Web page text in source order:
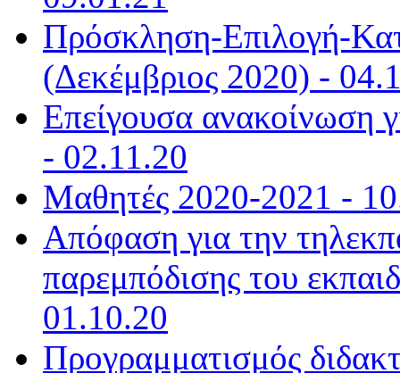
Πρόσκληση-Επιλογή-
(Δεκέμβριος 2020) -
Επείγουσα ανακοίνωση
- 02.11.20
Μαθητές 2020-2021 -
Απόφαση για την
παρεμπόδισης του
01.10.20
Προγραμματισμός